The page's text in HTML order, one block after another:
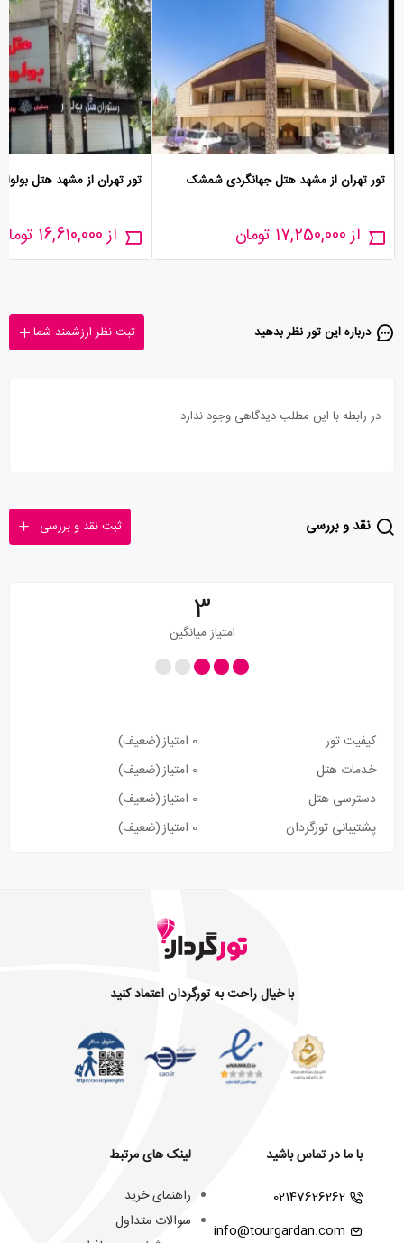
تور تهران از مشهد هتل جهانگردی شمشک
از 17,250,000 تومان
تور تهران از مشهد هتل بولوار
از 16,610,000 تومان
درباره این تور‌ نظر بدهید ثبت نظر ارزشمند شما
در رابطه با این مطلب دیدگاهی وجود ندارد
نقد و بررسی ثبت نقد و بررسی
3
امتیاز میانگین
کیفیت تور 0 امتیاز
(ضعیف)
خدمات هتل
0 امتیاز
(ضعیف)
دسترسی هتل
0 امتیاز
(ضعیف)
پشتیبانی تورگردان
0 امتیاز (ضعیف)
با خیال راحت به تورگردان اعتماد کنید
با ما در تماس باشید
02147626262
info@tourgardan.com
لینک های مرتبط
راهنمای خرید
سوالات متداول